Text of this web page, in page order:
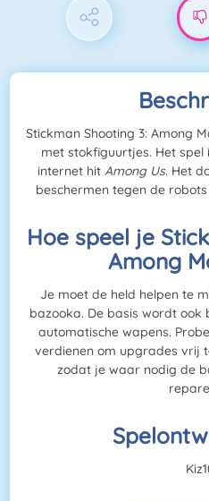
Stickman Shooting 3: Among
met stokfiguurtjes. Het
internet hit Among Us. Het
beschermen tegen de
Hoe speel je
Among
Je moet de held helpen te
bazooka. De basis wordt
automatische wapens.
verdienen om upgrades vrij
zodat je waar nodig de